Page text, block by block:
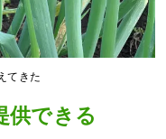
てきた
供できる